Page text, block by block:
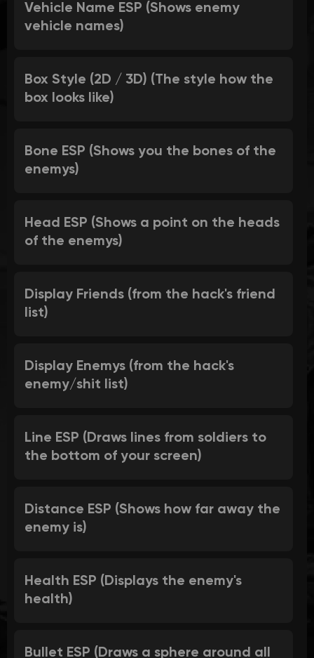
Vehicle Name ESP (Shows enemy
vehicle names)
Box Style (2D / 3D) (The style how the
box looks like)
Bone ESP (Shows you the bones of the
enemys)
Head ESP (Shows a point on the heads
of the enemys)
Display Friends (from the hack's friend
list)
Display Enemys (from the hack's
enemy/shit list)
Line ESP (Draws lines from soldiers to
the bottom of your screen)
Distance ESP (Shows how far away the
enemy is)
Health ESP (Displays the enemy's
health)
Bullet ESP (Draws a sphere around all